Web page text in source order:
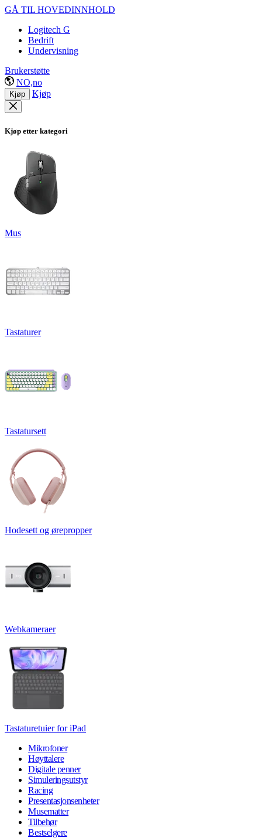
GÅ TIL HOVEDINNHOLD
Logitech G
Bedrift
Undervisning
Brukerstøtte
NO,no
Kjøp Kjøp
Kjøp etter kategori
Mus
Tastaturer
Tastatursett
Hodesett og ørepropper
Webkameraer
Tastaturetuier for iPad
Mikrofoner
Høyttalere
Digitale penner
Simuleringsutstyr
Racing
Presentasjonsenheter
Musematter
Tilbehør
Bestselgere